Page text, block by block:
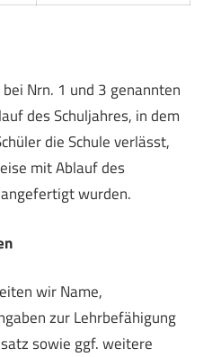
Nrn. 1 und 3 genannten
des Schuljahres, in dem
die Schule verlässt,
mit Ablauf des
wurden.
wir Name,
zur Lehrbefähigung
sowie ggf. weitere